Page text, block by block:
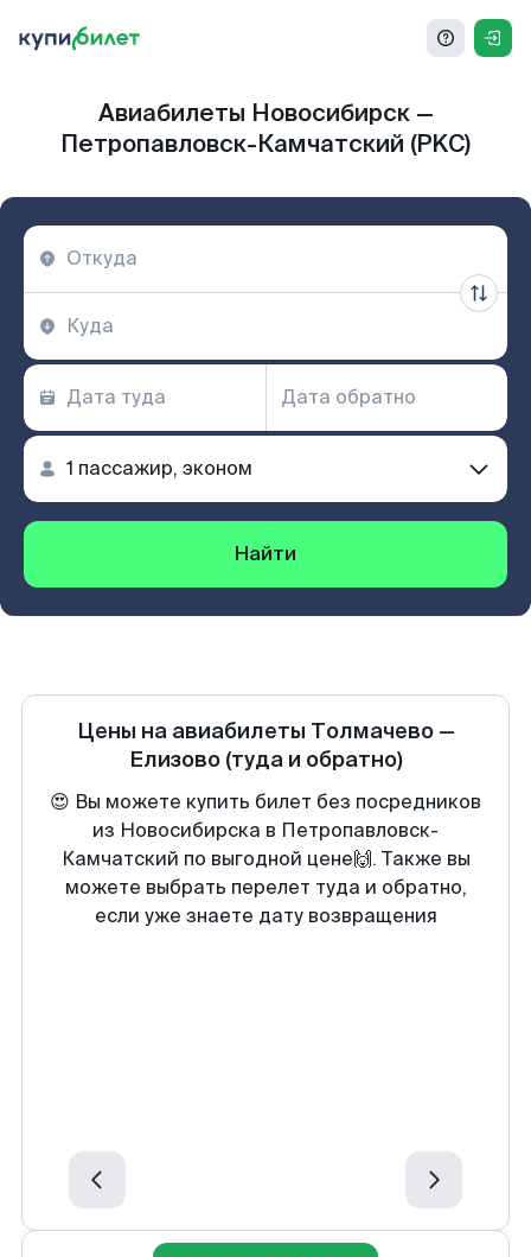
Авиабилеты Новосибирск —
Петропавловск-Камчатский (PKC)
Найти
Цены на авиабилеты Толмачево—
Елизово (туда и обратно)
😍 Вы можете купить билет без посредников
из Новосибирска в Петропавловск-
Камчатский по выгодной цене🙌. Также вы
можете выбрать перелет туда и обратно,
если уже знаете дату возвращения